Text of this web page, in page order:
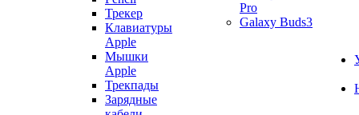
Трекер
Клавиатуры
Apple
Мышки
Apple
Трекпады
Зарядные
Pro
Galaxy Buds3